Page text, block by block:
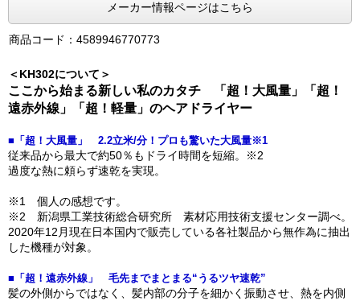
メーカー情報ページはこちら
商品コード：4589946770773
＜KH302について＞
ここから始まる新しい私のカタチ 「超！大風量」「超！
遠赤外線」「超！軽量」のヘアドライヤー
■「超！大風量」 2.2立米/分！プロも驚いた大風量※1
従来品から最大で約50％もドライ時間を短縮。※2
過度な熱に頼らず速乾を実現。
※1 個人の感想です。
※2 新潟県工業技術総合研究所 素材応用技術支援センター調べ。
2020年12月現在日本国内で販売している各社製品から無作為に抽出
した機種が対象。
■「超！遠赤外線」 毛先までまとまる“うるツヤ速乾”
髪の外側からではなく、髪内部の分子を細かく振動させ、熱を内側